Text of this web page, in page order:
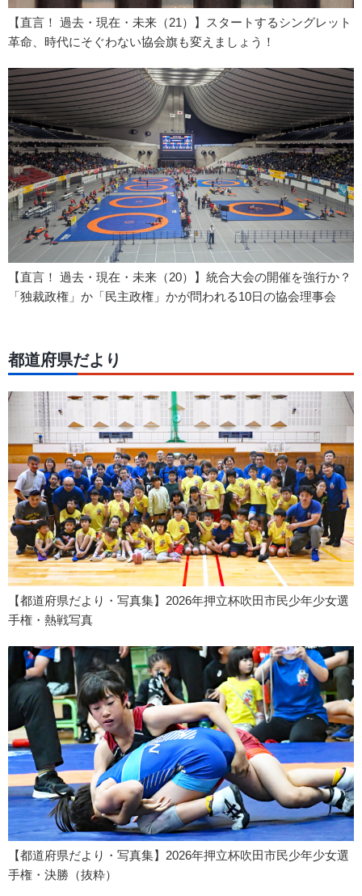
【直言！ 過去・現在・未来（21）】スタートするシングレット
革命、時代にそぐわない協会旗も変えましょう！
【直言！ 過去・現在・未来（20）】統合大会の開催を強行か？
「独裁政権」か「民主政権」かが問われる10日の協会理事会
都道府県だより
【都道府県だより・写真集】2026年押立杯吹田市民少年少女選
手権・熱戦写真
【都道府県だより・写真集】2026年押立杯吹田市民少年少女選
手権・決勝（抜粋）